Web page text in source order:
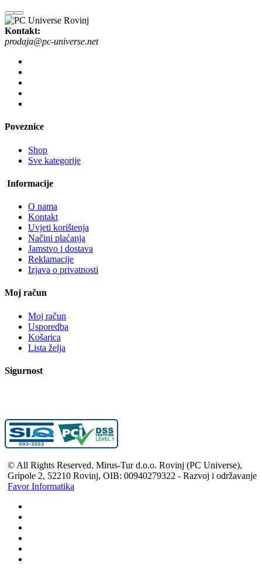
Kontakt:
prodaja@pc-universe.net
Poveznice
Shop
Sve kategorije
Informacije
O nama
Kontakt
Uvjeti korištenja
Načini plaćanja
Jamstvo i dostava
Reklamacije
Izjava o privatnosti
Moj račun
Moj račun
Usporedba
Košarica
Lista želja
Sigurnost
© All Rights Reserved. Mirus-Tur d.o.o. Rovinj (PC Universe),
Gripole 2, 52210 Rovinj, OIB: 00940279322 - Razvoj i održavanje
Favor Informatika